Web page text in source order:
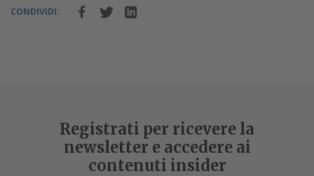
CONDIVIDI:
Registrati per ricevere la
newsletter e accedere ai
contenuti insider